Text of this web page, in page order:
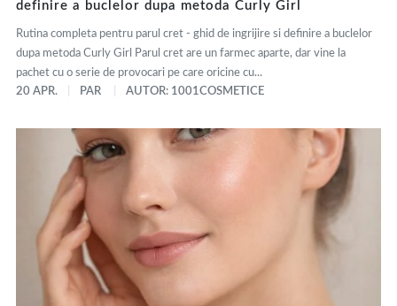
definire a buclelor dupa metoda Curly Girl
Rutina completa pentru parul cret - ghid de ingrijire si definire a buclelor
dupa metoda Curly Girl Parul cret are un farmec aparte, dar vine la
pachet cu o serie de provocari pe care oricine cu...
20 APR.
PAR AUTOR: 1001COSMETICE